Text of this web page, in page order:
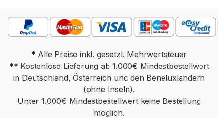
* Alle Preise inkl. gesetzl. Mehrwertsteuer
** Kostenlose Lieferung ab 1.000€ Mindestbestellwert
in Deutschland, Österreich und den Beneluxländern
(ohne Inseln).
Unter 1.000€ Mindestbestellwert keine Bestellung
möglich.